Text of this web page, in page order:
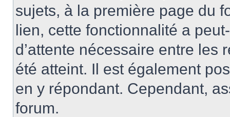
sujets, à la première page du
lien, cette fonctionnalité a
d’attente nécessaire entre les
été atteint. Il est également
en y répondant. Cependant,
forum.